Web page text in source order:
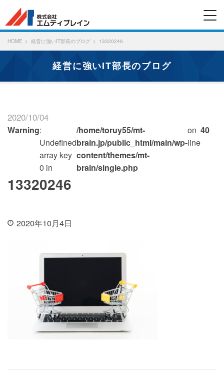
HOME 経営に強いIT部長のブログ 13320246
経営に強いIT部長のブログ
2020/10/04
Warning:
Undefined
array key
0 in
/home/toruy55/mt-
brain.jp/public_html/main/wp-
content/themes/mt-
brain/single.php
on
line
40
13320246
2020年10月4日